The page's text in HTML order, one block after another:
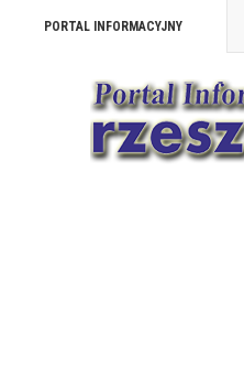
PORTAL INFORMACYJNY